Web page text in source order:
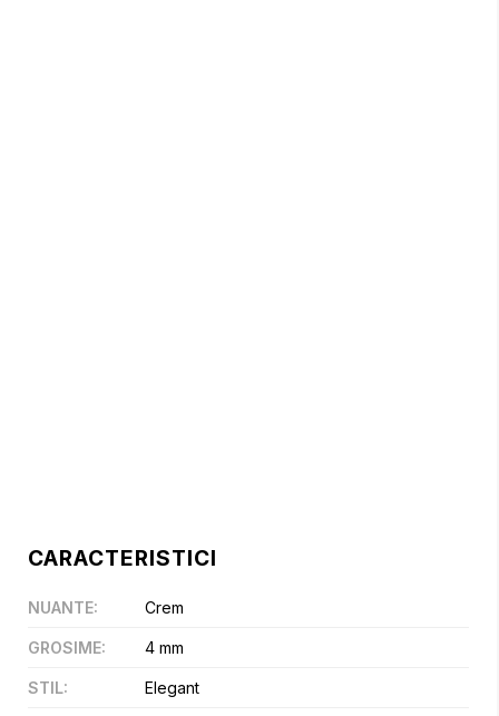
CARACTERISTICI
NUANTE: Crem
GROSIME: 4 mm
STIL: Elegant